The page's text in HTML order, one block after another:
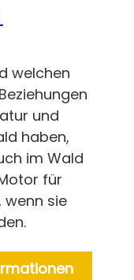
welchen
und
haben,
im Wald
für
wenn sie